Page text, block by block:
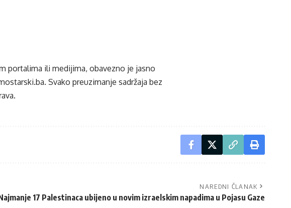
portalima ili medijima, obavezno je jasno
. Svako preuzimanje sadržaja bez
NAREDNI ČLANAK
17 Palestinaca ubijeno u novim izraelskim napadima u Pojasu Gaze